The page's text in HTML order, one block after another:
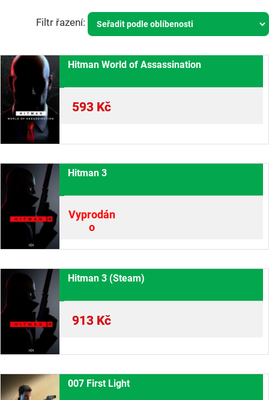
Hitman World of Assassination
593 Kč
Hitman 3
Vyprodán
o
Hitman 3 (Steam)
913 Kč
007 First Light